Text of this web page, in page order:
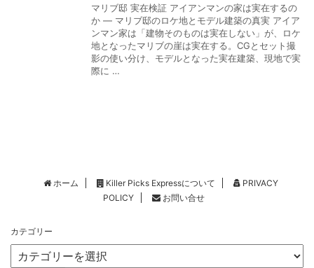
マリブ邸 実在検証 アイアンマンの家は実在するの
か — マリブ邸のロケ地とモデル建築の真実 アイア
ンマン家は「建物そのものは実在しない」が、ロケ
地となったマリブの崖は実在する。CGとセット撮
影の使い分け、モデルとなった実在建築、現地で実
際に …
ホーム Killer Picks Expressについて
PRIVACY
POLICY
お問い合せ
カテゴリー